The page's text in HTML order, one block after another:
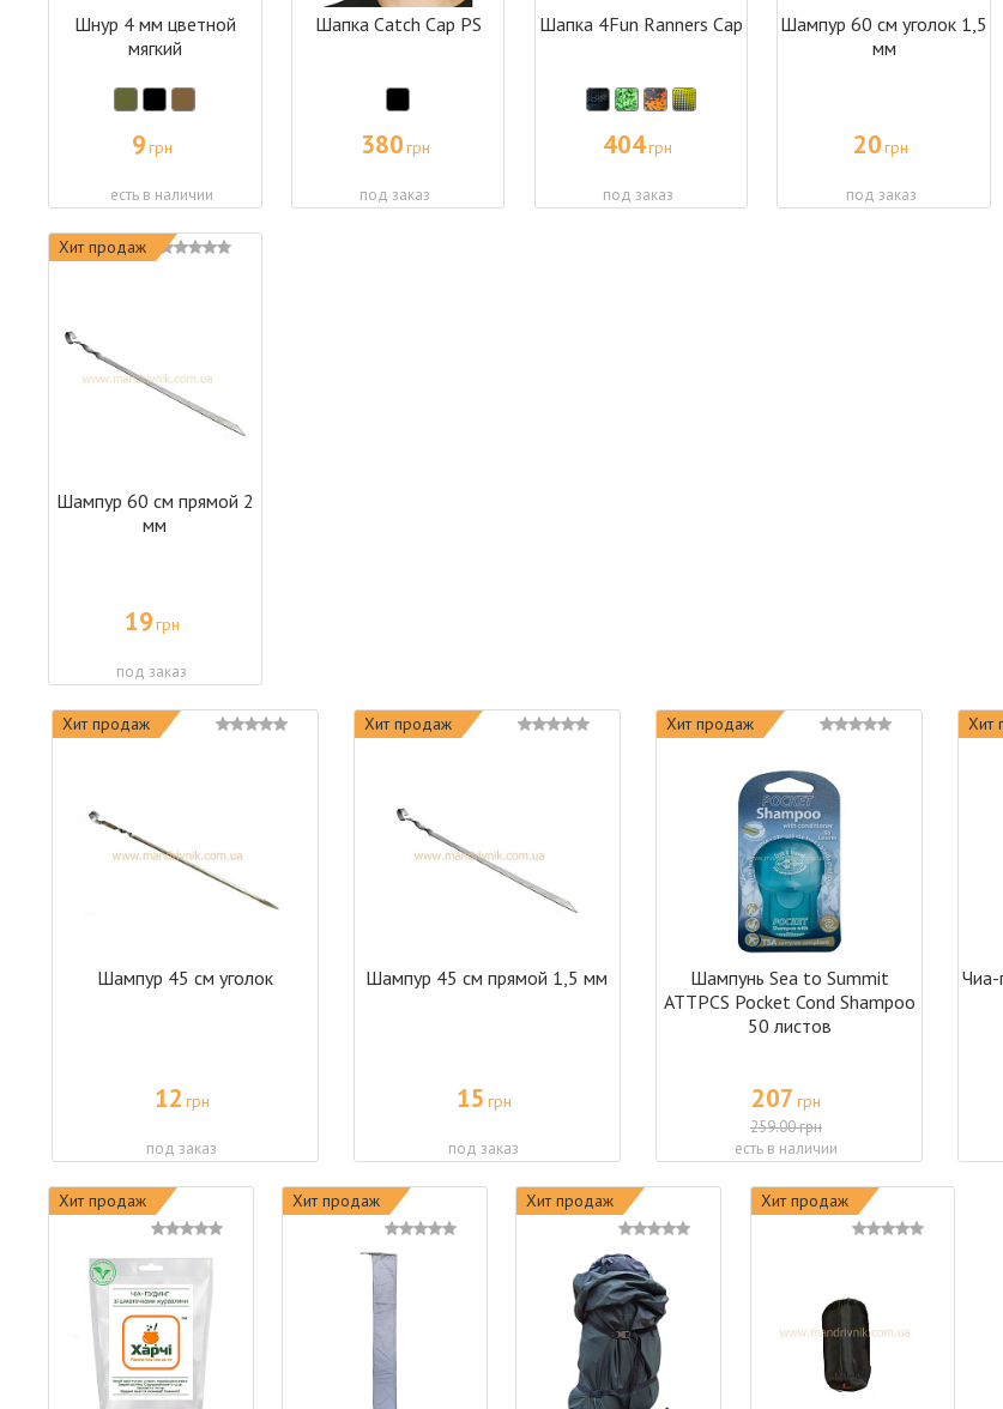
Шнур 4 мм цветной
мягкий
9грн
есть в наличии
Шапка Catch Cap PS
380грн
под заказ
Шапка 4Fun Ranners Cap
404грн
под заказ
Шампур 60 см уголок 1,5
мм
20грн
под заказ
Хит продаж
Шампур 60 см прямой 2
мм
19грн
под заказ
Хит продаж
Шампур 45 см уголок
12 грн
под заказ
Хит продаж
Шампур 45 см прямой 1,5 мм
15 грн
под заказ
Хит продаж
Шампунь Sea to Summit
ATTPCS Pocket Cond Shampoo
50 листов
207 грн
259.00 грн
есть в наличии
Хит
Хит продаж Хит продаж Хит продаж Хит продаж